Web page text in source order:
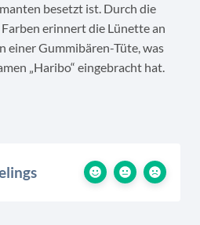
besetzt ist. Durch die
erinnert die Lünette an
einer Gummibären-Tüte, was
„Haribo“ eingebracht hat.